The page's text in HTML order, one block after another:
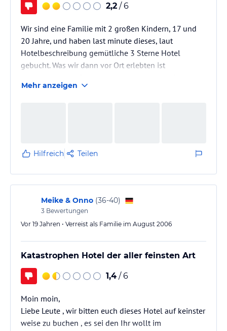
2,2 / 6
Wir sind eine Familie mit 2 großen Kindern, 17 und
20 Jahre, und haben last minute dieses, laut
Hotelbeschreibung gemütliche 3 Sterne Hotel
gebucht. Was wir dann vor Ort erlebten ist
Das Wort Hotel ist schon Frevel. Überall Dreck,
eiligst geweißten Wänden, die…
Mehr anzeigen
Hilfreich Teilen
Meike & Onno (36-40)
3 Bewertungen
Vor 19 Jahren • Verreist als Familie im August 2006
Katastrophen Hotel der aller feinsten Art
1,4 / 6
Moin moin,
Liebe Leute , wir bitten euch dieses Hotel auf keinster
weise zu buchen , es sei den Ihr wollt im